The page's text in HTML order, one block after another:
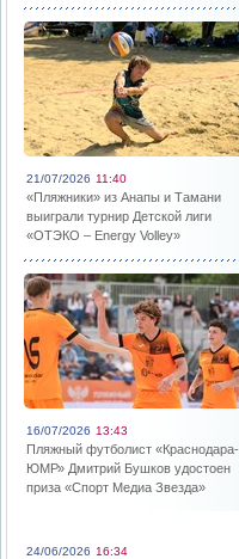
21/07/2026 11:40
«Пляжники» из Анапы и Тамани
выиграли турнир Детской лиги
«ОТЭКО – Energy Volley»
16/07/2026 13:43
Пляжный футболист «Краснодара-
ЮМР» Дмитрий Бушков удостоен
приза «Спорт Медиа Звезда»
24/06/2026 16:34